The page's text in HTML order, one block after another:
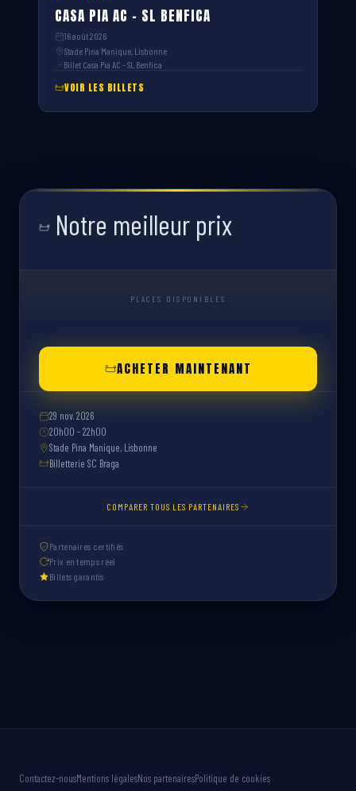
CASA PIA AC – SL BENFICA
16 août 2026
Stade Pina Manique, Lisbonne
Billet Casa Pia AC – SL Benfica
VOIR LES BILLETS
Notre meilleur prix
PLACES DISPONIBLES
ACHETER MAINTENANT
29 nov. 2026
20h00 - 22h00
Stade Pina Manique, Lisbonne
Billetterie SC Braga
COMPARER TOUS LES PARTENAIRES
Partenaires certifiés
Prix en temps réel
Billets garantis
Contactez-nousMentions légalesNos partenairesPolitique de cookies